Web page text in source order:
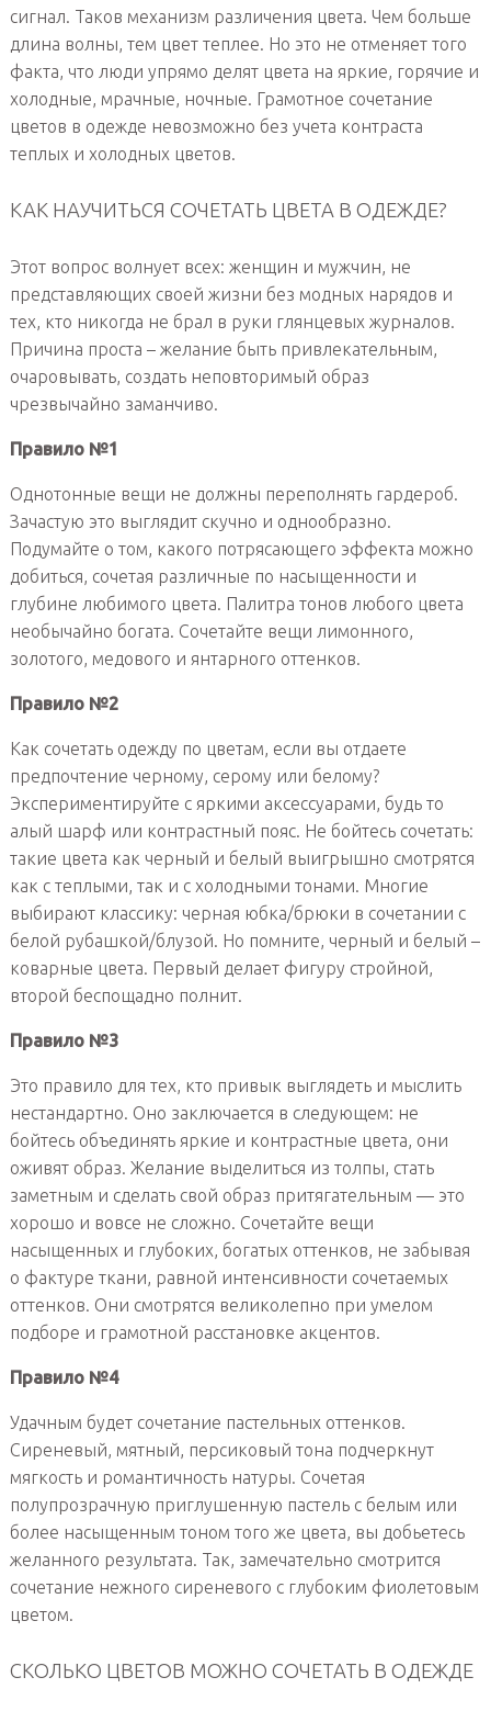
сигнал. Таков механизм различения цвета. Чем больше
длина волны, тем цвет теплее. Но это не отменяет того
факта, что люди упрямо делят цвета на яркие, горячие и
холодные, мрачные, ночные. Грамотное сочетание
цветов в одежде невозможно без учета контраста
теплых и холодных цветов.
КАК НАУЧИТЬСЯ СОЧЕТАТЬ ЦВЕТА В ОДЕЖДЕ?
Этот вопрос волнует всех: женщин и мужчин, не
представляющих своей жизни без модных нарядов и
тех, кто никогда не брал в руки глянцевых журналов.
Причина проста – желание быть привлекательным,
очаровывать, создать неповторимый образ
чрезвычайно заманчиво.
Правило №1
Однотонные вещи не должны переполнять гардероб.
Зачастую это выглядит скучно и однообразно.
Подумайте о том, какого потрясающего эффекта можно
добиться, сочетая различные по насыщенности и
глубине любимого цвета. Палитра тонов любого цвета
необычайно богата. Сочетайте вещи лимонного,
золотого, медового и янтарного оттенков.
Правило №2
Как сочетать одежду по цветам, если вы отдаете
предпочтение черному, серому или белому?
Экспериментируйте с яркими аксессуарами, будь то
алый шарф или контрастный пояс. Не бойтесь сочетать:
такие цвета как черный и белый выигрышно смотрятся
как с теплыми, так и с холодными тонами. Многие
выбирают классику: черная юбка/брюки в сочетании с
белой рубашкой/блузой. Но помните, черный и белый –
коварные цвета. Первый делает фигуру стройной,
второй беспощадно полнит.
Правило №3
Это правило для тех, кто привык выглядеть и мыслить
нестандартно. Оно заключается в следующем: не
бойтесь объединять яркие и контрастные цвета, они
оживят образ. Желание выделиться из толпы, стать
заметным и сделать свой образ притягательным — это
хорошо и вовсе не сложно. Сочетайте вещи
насыщенных и глубоких, богатых оттенков, не забывая
о фактуре ткани, равной интенсивности сочетаемых
оттенков. Они смотрятся великолепно при умелом
подборе и грамотной расстановке акцентов.
Правило №4
Удачным будет сочетание пастельных оттенков.
Сиреневый, мятный, персиковый тона подчеркнут
мягкость и романтичность натуры. Сочетая
полупрозрачную приглушенную пастель с белым или
более насыщенным тоном того же цвета, вы добьетесь
желанного результата. Так, замечательно смотрится
сочетание нежного сиреневого с глубоким фиолетовым
цветом.
СКОЛЬКО ЦВЕТОВ МОЖНО СОЧЕТАТЬ В ОДЕЖДЕ